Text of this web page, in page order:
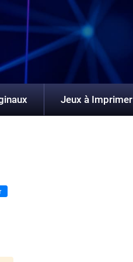
Jeux à Imprimer